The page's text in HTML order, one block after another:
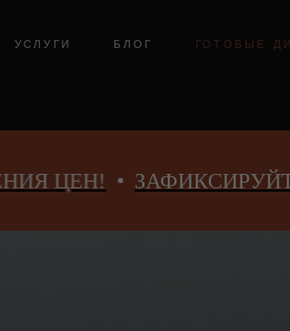
ЗАФИКСИРУЙТЕ
УСЛУГИ ГОТОВЫЕ ДИЗАЙН
БЛОГ